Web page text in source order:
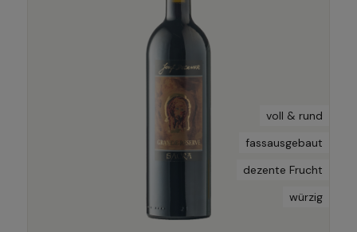
voll & rund
fassausgebaut
dezente Frucht
würzig